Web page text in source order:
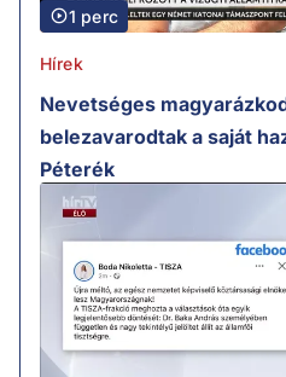
1 perc
Hírek
Nevetséges
belezavarodtak a saját
Péterék